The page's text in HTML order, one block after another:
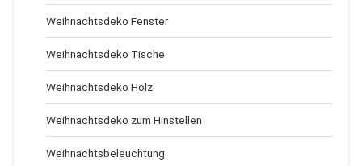
Weihnachtsdeko Fenster
Weihnachtsdeko Tische
Weihnachtsdeko Holz
Weihnachtsdeko zum Hinstellen
Weihnachtsbeleuchtung